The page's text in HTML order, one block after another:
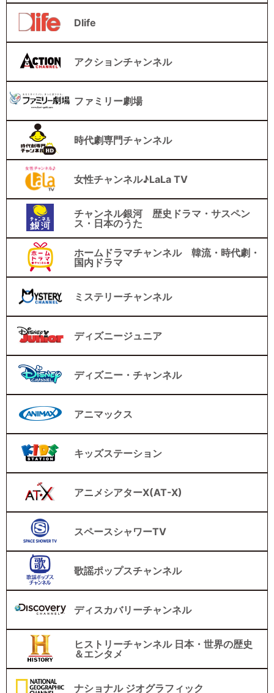
Dlife
アクションチャンネル
ファミリー劇場
時代劇専門チャンネル
女性チャンネル♪LaLa TV
チャンネル銀河 歴史ドラマ・サスペン
ス・日本のうた
ホームドラマチャンネル 韓流・時代劇・
国内ドラマ
ミステリーチャンネル
ディズニージュニア
ディズニー・チャンネル
アニマックス
キッズステーション
アニメシアターX(AT-X)
スペースシャワーTV
歌謡ポップスチャンネル
ディスカバリーチャンネル
ヒストリーチャンネル 日本・世界の歴史
＆エンタメ
ナショナル ジオグラフィック